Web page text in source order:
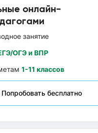
онлайн-
занятие
ОГЭ и ВПР
1-11 классов
Попробовать бесплатно